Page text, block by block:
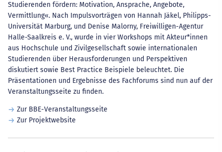
Studierenden fördern: Motivation, Ansprache, Angebote,
Vermittlung«. Nach Impulsvorträgen von Hannah Jäkel, Philipps-
Universität Marburg, und Denise Malorny, Freiwilligen-Agentur
Halle-Saalkreis e. V., wurde in vier Workshops mit Akteur*innen
aus Hochschule und Zivilgesellschaft sowie internationalen
Studierenden über Herausforderungen und Perspektiven
diskutiert sowie Best Practice Beispiele beleuchtet. Die
Präsentationen und Ergebnisse des Fachforums sind nun auf der
Veranstaltungsseite zu finden.
Zur BBE-Veranstaltungsseite
Zur Projektwebsite